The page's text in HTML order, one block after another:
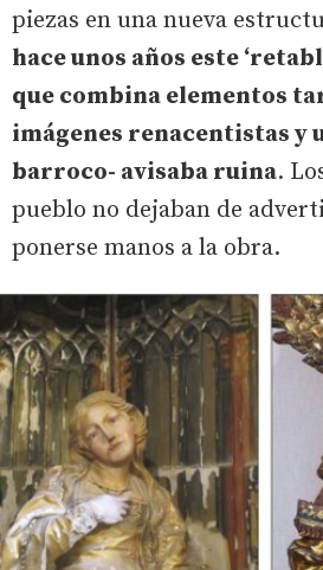
piezas en una nueva
hace unos años este
que combina elementos
imágenes renacentistas y
barroco- avisaba ruina.
pueblo no dejaban de
ponerse manos a la obra.